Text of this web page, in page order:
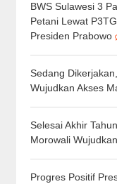
BWS Sulawesi 3
Petani Lewat
Presiden Prabowo
Sedang
Wujudkan Akses
Selesai Akhir
Morowali
Progres Positif